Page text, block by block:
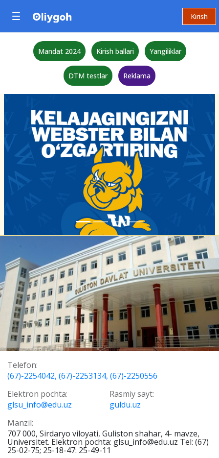
Kirish
Mandat 2024 Kirish ballari Yangiliklar
DTM testlar Reklama
Telefon:
(67)-2254042, (67)-2253134, (67)-2250556
Elektron pochta:
glsu_info@edu.uz
Rasmiy sayt:
guldu.uz
Manzil:
707 000, Sirdaryo viloyati, Guliston shahar, 4- mavze,
Universitet. Elektron pochta: glsu_info@edu.uz Tel: (67)
25-02-75; 25-18-47: 25-49-11